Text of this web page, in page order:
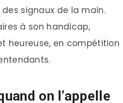
signaux de la main.
à son handicap,
heureuse, en compétition
on l’appelle